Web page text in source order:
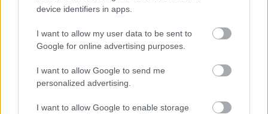
device identifiers in apps.
I want to allow my user data to be sent to
Google for online advertising purposes.
I want to allow Google to send me
personalized advertising.
I want to allow Google to enable storage
vasútvonal felújítását. (Szabad Európa) Leállította
Mészáros (naná) V-Híd nevű vállalkozása a Szeged–
Röszke vasút korszerűsíté- sét — tájékoztat a Szabad
Európa. Mivel a címben idézett problémák
"merültek fel". Ugyan mifélék és honnan? Hány
ilyen…